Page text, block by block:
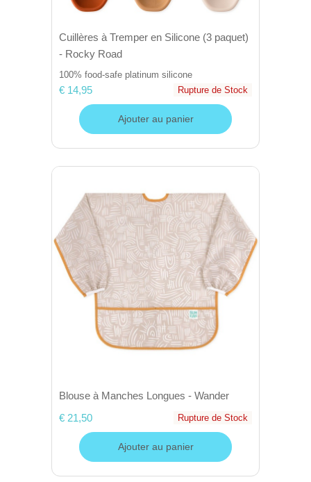
Cuillères à Tremper en Silicone (3 paquet)
- Rocky Road
100% food-safe platinum silicone
€ 14,95 Rupture de Stock
Ajouter au panier
Blouse à Manches Longues - Wander
€ 21,50
Rupture de Stock
Ajouter au panier